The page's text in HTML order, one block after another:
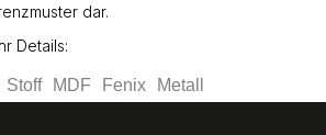
dar.
Details:
Stoff MDF Fenix Metall